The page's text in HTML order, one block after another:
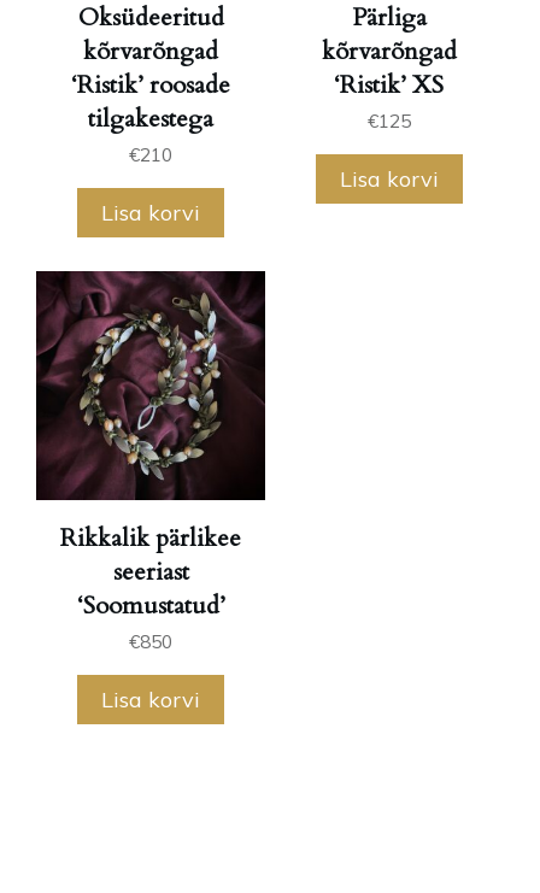
Oksüdeeritud
kõrvarõngad
‘Ristik’ roosade
tilgakestega
€210
Lisa korvi
Pärliga
kõrvarõngad
‘Ristik’ XS
€125
Lisa korvi
Rikkalik pärlikee
seeriast
‘Soomustatud’
€850
Lisa korvi